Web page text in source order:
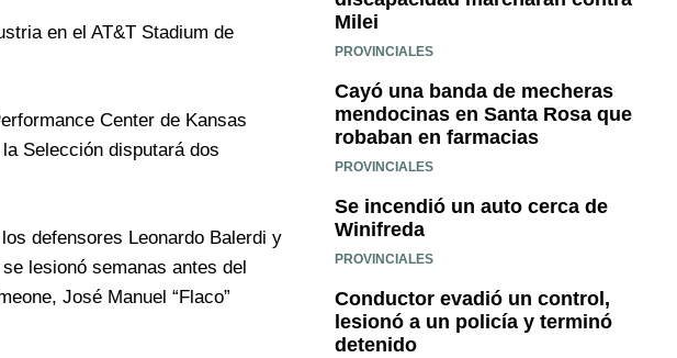
en el AT&T Stadium de
Center de Kansas
Selección disputará dos
defensores Leonardo Balerdi y
lesionó semanas antes del
José Manuel “Flaco”
Milei
PROVINCIALES
Cayó una banda de mecheras
mendocinas en Santa Rosa que
robaban en farmacias
PROVINCIALES
Se incendió un auto cerca de
Winifreda
PROVINCIALES
Conductor evadió un control,
lesionó a un policía y terminó
detenido